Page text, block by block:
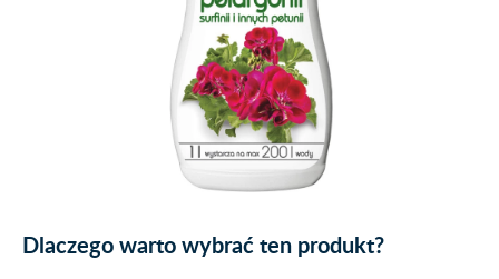
Dlaczego warto wybrać ten produkt?